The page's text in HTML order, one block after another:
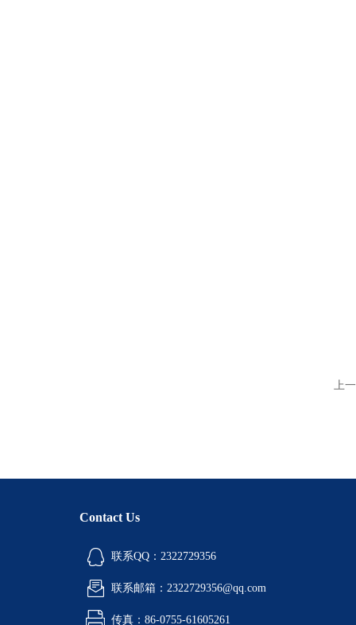
上
Contact Us
联系QQ：2322729356
联系邮箱：2322729356@qq.com
传真：86-0755-61605261